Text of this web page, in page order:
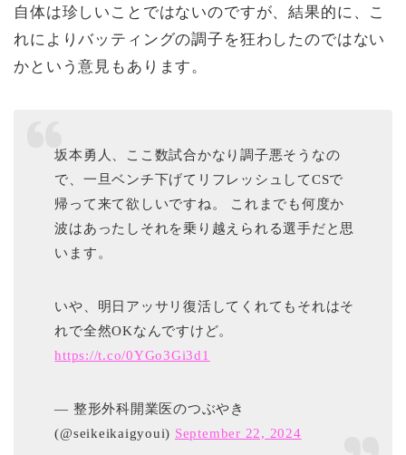
自体は珍しいことではないのですが、結果的に、こ
れによりバッティングの調子を狂わしたのではない
かという意見もあります。
坂本勇人、ここ数試合かなり調子悪そうなの
で、一旦ベンチ下げてリフレッシュしてCSで
帰って来て欲しいですね。 これまでも何度か
波はあったしそれを乗り越えられる選手だと思
います。
いや、明日アッサリ復活してくれてもそれはそ
れで全然OKなんですけど。
https://t.co/0YGo3Gi3d1
— 整形外科開業医のつぶやき
(@seikeikaigyoui) September 22, 2024